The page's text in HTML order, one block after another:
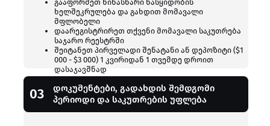
გააფორმეთ წინასწარი ნასყიდობის
ხელშეკრულება და გახდით მომავალი
მფლობელი
დაარეგისტრირეთ თქვენი მომავალი საკუთრება
საჯარო რეესტრში
შეიტანეთ პირველადი შენატანი ან დეპოზიტი ($1
000 - $3 000) 1 კვირიდან 1 თვემდე დროით
დასაჯავშნად
03
დოკუმენტები, გადახდის შემდგომი
პერიოდი და საკუთრების უფლება
NEXT Oriental-ი შექმნილია დახვეწილი ცხოვრების,
აღმოსავლური ელეგანტურობისა და თანამედროვე
მოყვარულთათვის. აქ ყოველი დეტალი – დაბალანსებული
დაგეგმარება, საგულდაგულოდ შერჩეული მასალები,
თუ ფაქტურა – მშვიდი და ჰარმონიული საცხოვრებელი
პირობების შექმნას ემსახურება. თითოეულ აპარტამენტში
პრაქტიკული საცხოვრებელი სივრცე და სრულად აღჭურვილი
სამზარეულო საშუალებას გაძლევთ, ისიამოვნოთ
პრივატულობითა და თქვენს პერსონალურ რიტმზე